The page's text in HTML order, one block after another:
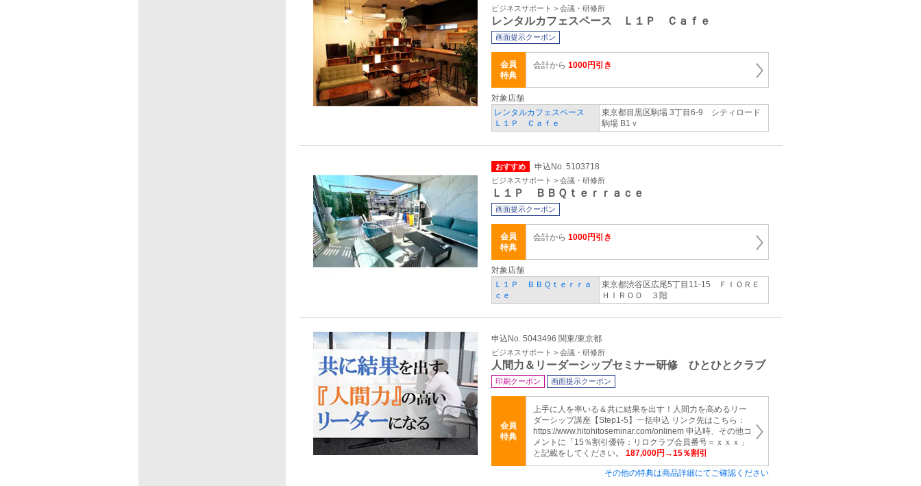
ビジネスサポート > 会議・研修所
レンタルカフェスペース Ｌ１Ｐ Ｃａｆｅ
画面提示クーポン
会員
特典
会計から 1000円引き
対象店舗
レンタルカフェスペース
Ｌ１Ｐ Ｃａｆｅ
東京都目黒区駒場 3丁目6-9 シティロード
駒場 B1ｖ
おすすめ 申込No. 5103718
ビジネスサポート > 会議・研修所
Ｌ１Ｐ ＢＢＱｔｅｒｒａｃｅ
画面提示クーポン
会員
特典
会計から 1000円引き
対象店舗
Ｌ１Ｐ ＢＢＱｔｅｒｒａ
ｃｅ
東京都渋谷区広尾5丁目11-15 ＦＩＯＲＥ
ＨＩＲＯＯ ３階
申込No. 5043496 関東/東京都
ビジネスサポート > 会議・研修所
人間力＆リーダーシップセミナー研修 ひとひとクラブ
印刷クーポン 画面提示クーポン
会員
特典
上手に人を率いる＆共に結果を出す！人間力を高めるリー
ダーシップ講座【Step1-5】一括申込 リンク先はこちら：
https://www.hitohitoseminar.com/onlinem 申込時、その他コ
メントに「15％割引優待：リロクラブ会員番号＝ｘｘｘ」
と記載をしてください。 187,000円→15％割引
その他の特典は商品詳細にてご確認ください